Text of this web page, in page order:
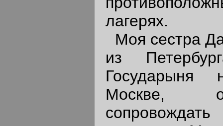
лагерях.
Моя сестра
из
Государыня
Москве,